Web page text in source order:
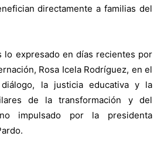
directamente a familias del
lo expresado en días recientes por
Rosa Icela Rodríguez, en el
la justicia educativa y la
de la transformación y del
impulsado por la presidenta